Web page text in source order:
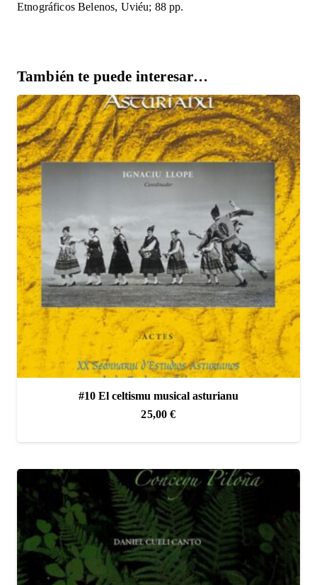
Etnográficos Belenos, Uviéu; 88 pp.
También te puede interesar…
#10 El celtismu musical asturianu
25,00€